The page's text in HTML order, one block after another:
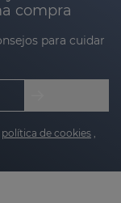
compra
para cuidar
política de cookies